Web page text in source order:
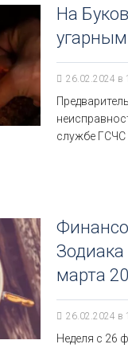
На
26.02.2024 в
службе ГСЧС
марта
26.02.2024 в
Неделя с 26